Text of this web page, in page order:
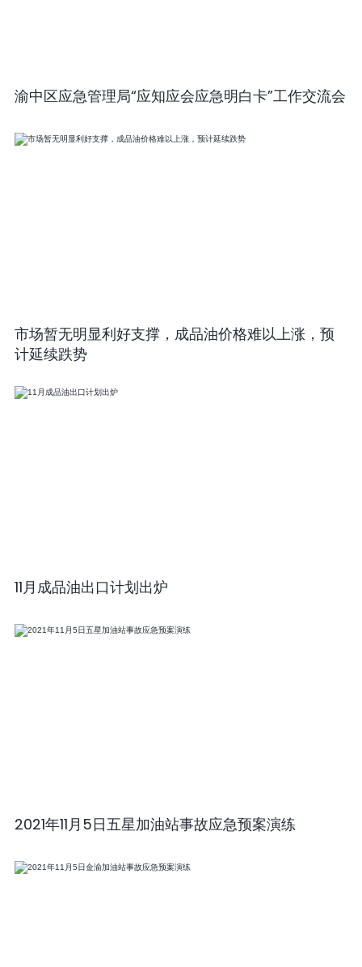
渝中区应急管理局“应知应会应急明白卡”工作交流会
市场暂无明显利好支撑，成品油价格难以上涨，预
计延续跌势
11月成品油出口计划出炉
2021年11月5日五星加油站事故应急预案演练